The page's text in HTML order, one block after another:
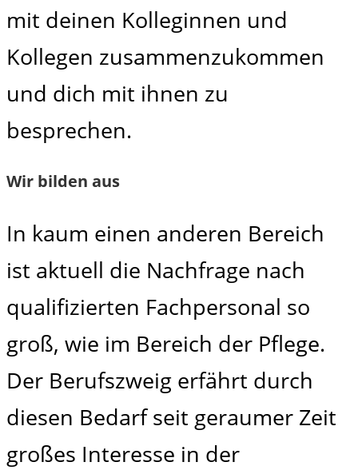
mit deinen Kolleginnen und
Kollegen zusammenzukommen
und dich mit ihnen zu
besprechen.
Wir bilden aus
In kaum einen anderen Bereich
ist aktuell die Nachfrage nach
qualifizierten Fachpersonal so
groß, wie im Bereich der Pflege.
Der Berufszweig erfährt durch
diesen Bedarf seit geraumer Zeit
großes Interesse in der